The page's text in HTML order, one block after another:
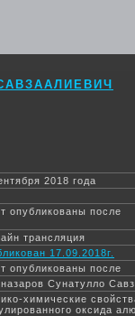
2018 года
опубликованы после
трансляция
17.09.2018г.
опубликованы после
Сунатулло
химические
оксида